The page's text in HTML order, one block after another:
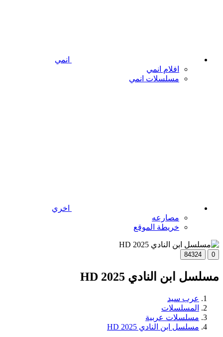
انمي
افلام انمي
مسلسلات انمي
اخري
مصارعه
خريطة الموقع
0
84324
مسلسل ابن النادي 2025 HD
عرب سيد
المسلسلات
مسلسلات عربية
مسلسل ابن النادي 2025 HD